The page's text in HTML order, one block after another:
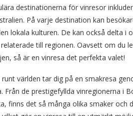
destinationerna för vinresor
På varje destination kan
lokala kulturen. De kan också delta
till regionen. Oavsett om du
så är en vinresa det perfekta valet!
runt världen tar dig på en smakresa
Från de prestigefyllda vinregionerna i
finns det så många olika smaker